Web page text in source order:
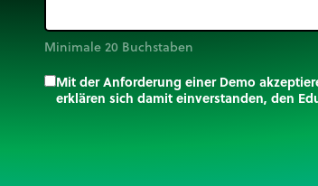
Minimale 20 Buchstaben
Mit der Anforderung einer Demo
erklären sich damit einverstanden, den